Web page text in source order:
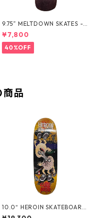
9.75” MELTDOWN SKATES -
EXCALIBIRD DECK -
¥7,800
40%OFF
商品
10.0“ HEROIN SKATEBOARD
S - CURB KILLER 9 MERGED